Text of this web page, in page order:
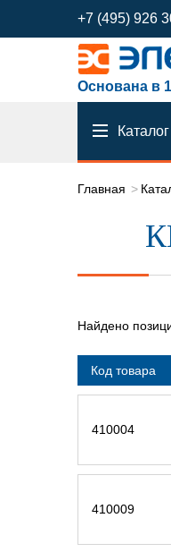
+7 (495) 926
Основана в
Главная
Найдено
Код товара
410004
410009